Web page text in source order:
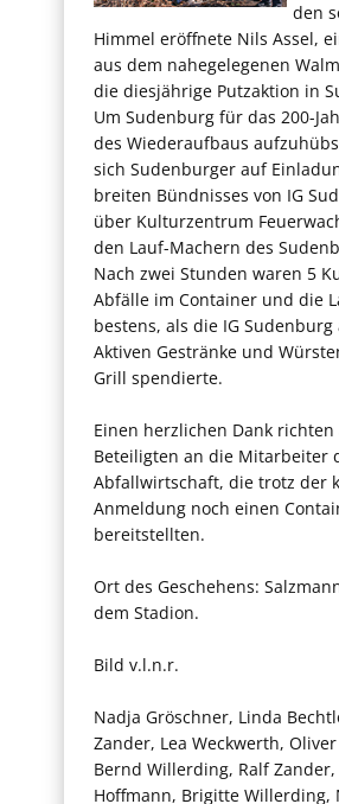
den
Himmel eröffnete Nils Assel,
aus dem nahegelegenen
die diesjährige Putzaktion in
Um Sudenburg für das 200-
des Wiederaufbaus
sich Sudenburger auf
breiten Bündnisses von IG
über Kulturzentrum
den Lauf-Machern des
Nach zwei Stunden waren 5
Abfälle im Container und die
bestens, als die IG Sudenburg
Aktiven Gestränke und
Grill spendierte.
Einen herzlichen Dank richten
Beteiligten an die Mitarbeiter
Abfallwirtschaft, die trotz der
Anmeldung noch einen
bereitstellten.
Ort des Geschehens:
dem Stadion.
Bild v.l.n.r.
Nadja Gröschner, Linda
Zander, Lea Weckwerth,
Bernd Willerding, Ralf
Hoffmann, Brigitte Willerding,